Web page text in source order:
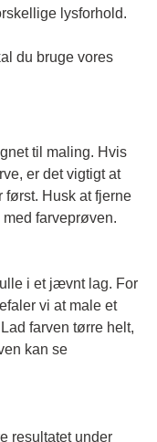
lysforhold.
til maling. Hvis
er det vigtigt at
først. Husk at fjerne
farveprøven.
i et jævnt lag. For
vi at male et
farven tørre helt,
kan se
resultatet under